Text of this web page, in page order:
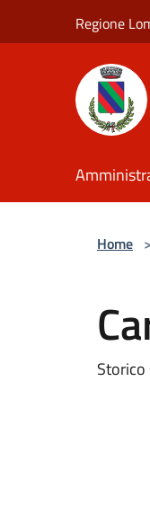
Regione
Home >